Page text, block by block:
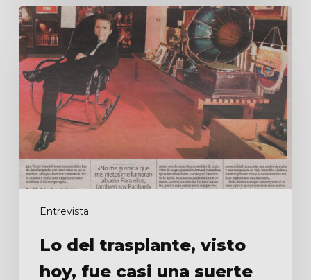
Entrevista
Lo
del
trasplante,
visto
hoy,
fue
casi
una
suerte
Lo del trasplante, visto
hoy, fue casi una suerte